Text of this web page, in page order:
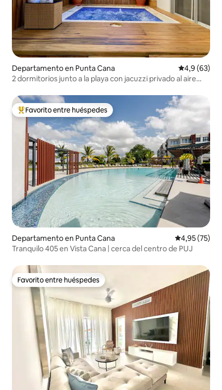
Departamento en Punta Cana Calificación
4,9 (63)
2 dormitorios junto a la playa con jacuzzi privado al aire
Favorito entre los huéspedes más destacados
Favorito entre huéspedes
Departamento en Punta Cana Calificación
4,95 (75)
Tranquilo 405 en Vista Cana | cerca del centro de PUJ
Favorito entre huéspedes
Favorito entre huéspedes